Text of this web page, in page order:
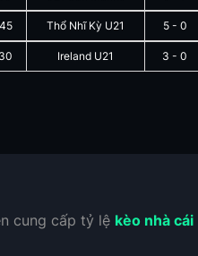
Thổ Nhĩ Kỳ U21 5- 0
Ireland U21 3 -0
cung cấp tỷ lệ kèo nhà cái